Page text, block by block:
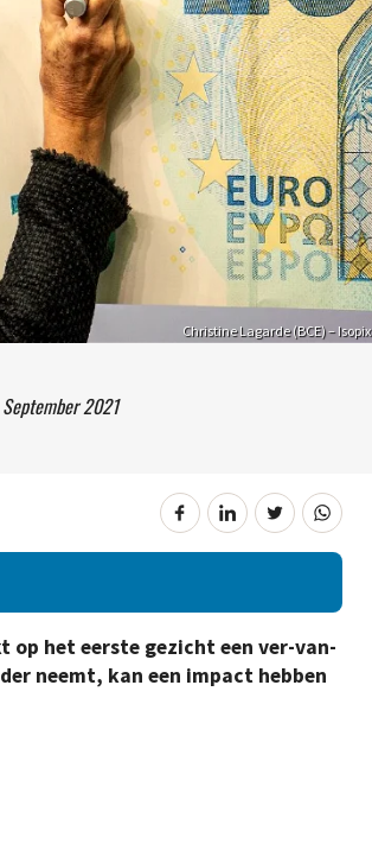
Christine Lagarde (BCE) – Isopix
September 2021
op het eerste gezicht een ver-van-
neemt, kan een impact hebben